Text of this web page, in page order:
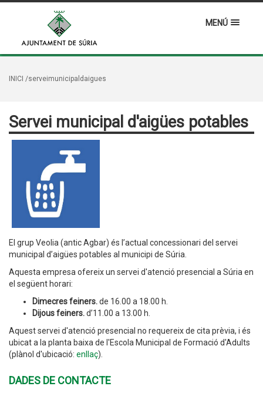
MENÚ
INICI /serveimunicipaldaigues
Servei municipal d'aigües potables
El grup Veolia (antic Agbar) és l’actual concessionari del servei
municipal d’aigües potables al municipi de Súria.
Aquesta empresa ofereix un servei d'atenció presencial a Súria en
el següent horari:
Dimecres feiners.de 16.00 a 18.00 h.
Dijous feiners.d’11.00 a 13.00 h.
Aquest servei d'atenció presencial no requereix de cita prèvia, i és
ubicat a la planta baixa de l'Escola Municipal de Formació d'Adults
(plànol d'ubicació: enllaç).
DADES DE CONTACTE